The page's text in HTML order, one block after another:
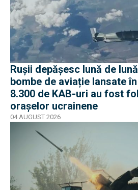
Rușii depășesc lună de
bombe de aviație lansate
8.300 de KAB-uri au fost
orașelor ucrainene
04 AUGUST 2026